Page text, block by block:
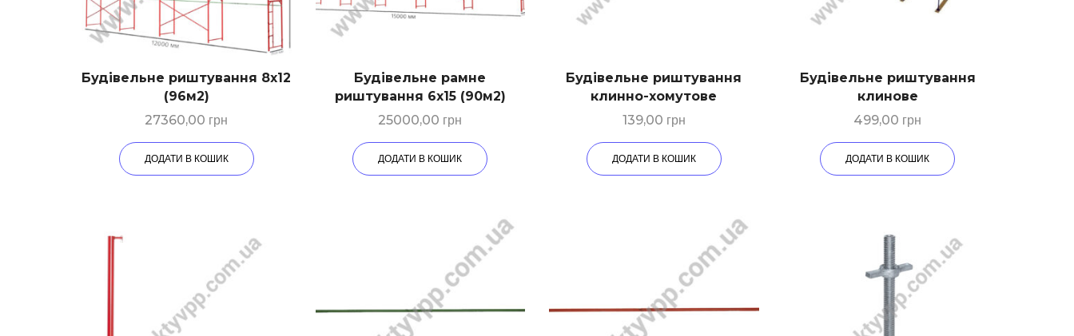
Будівельне риштування 8х12
(96м2)
27360,00 грн
ДОДАТИ В КОШИК
Будівельне рамне
риштування 6х15 (90м2)
25000,00 грн
ДОДАТИ В КОШИК
Будівельне риштування
клинно-хомутове
139,00 грн
ДОДАТИ В КОШИК
Будівельне риштування
клинове
499,00 грн
ДОДАТИ В КОШИК